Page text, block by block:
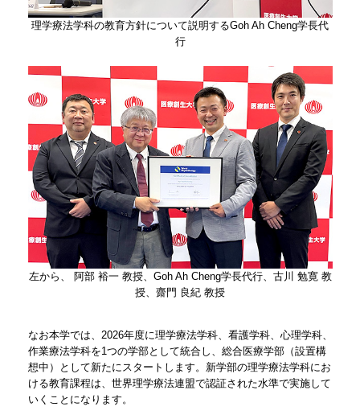
理学療法学科の教育方針について説明するGoh Ah Cheng学長代
行
左から、 阿部 裕一 教授、Goh Ah Cheng学長代行、古川 勉寛 教
授、齋門 良紀 教授
なお本学では、2026年度に理学療法学科、看護学科、心理学科、
作業療法学科を1つの学部として統合し、総合医療学部（設置構
想中）として新たにスタートします。新学部の理学療法学科にお
ける教育課程は、世界理学療法連盟で認証された水準で実施して
いくことになります。